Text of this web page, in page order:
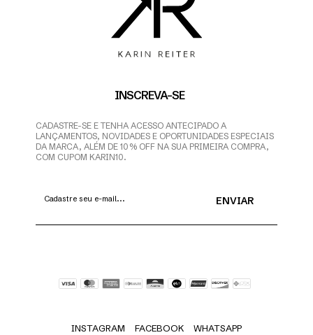
INSCREVA-SE
CADASTRE-SE E TENHA ACESSO ANTECIPADO A
LANÇAMENTOS, NOVIDADES E OPORTUNIDADES ESPECIAIS
DA MARCA, ALÉM DE 10% OFF NA SUA PRIMEIRA COMPRA,
COM CUPOM KARIN10.
INSTAGRAM FACEBOOK WHATSAPP